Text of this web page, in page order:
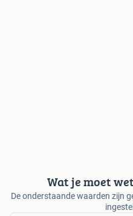
Wat je moet
De onderstaande waarden zijn